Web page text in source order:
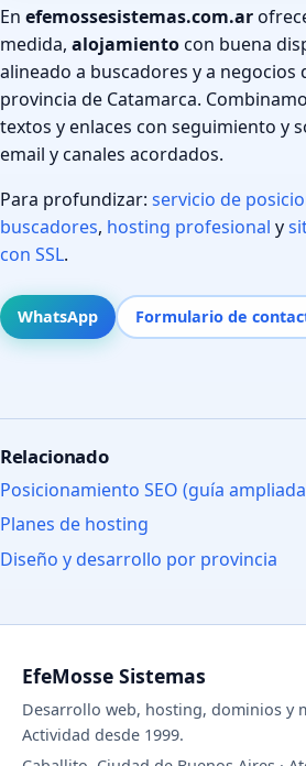
En efemossesistemas.com.ar
medida, alojamientocon buena
alineado a buscadores y a negocios
provincia de Catamarca.
textos y enlaces con seguimiento y
email y canales acordados.
Para profundizar: servicio de
buscadores, hosting profesional y
con SSL.
WhatsApp Formulario de
Relacionado
Posicionamiento SEO (guía
Planes de hosting
Diseño y desarrollo por provincia
EfeMosse Sistemas
Desarrollo web, hosting, dominios y
Actividad desde 1999.